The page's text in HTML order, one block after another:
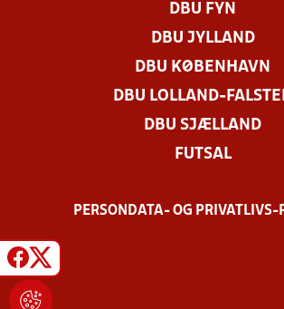
DBU FYN
DBU JYLLAND
DBU KØBENHAVN
DBU LOLLAND-
DBU SJÆLLAND
FUTSAL
PERSONDATA- OG PRIVATLIVS-